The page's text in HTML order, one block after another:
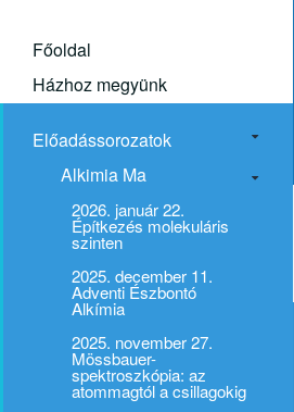
Főoldal
Házhoz megyünk
Előadássorozatok
Alkimia Ma
2026. január 22.
Építkezés molekuláris
szinten
2025. december 11.
Adventi Észbontó
Alkímia
2025. november 27.
Mössbauer-
spektroszkópia: az
atommagtól a csillagokig